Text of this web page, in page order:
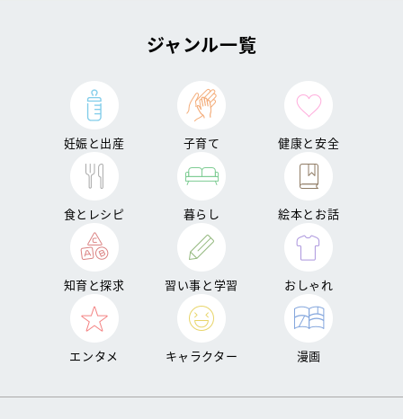
ジャンル一覧
妊娠と出産 子育て 健康と安全
食とレシピ 暮らし 絵本とお話
知育と探求 習い事と学習 おしゃれ
エンタメ キャラクター 漫画